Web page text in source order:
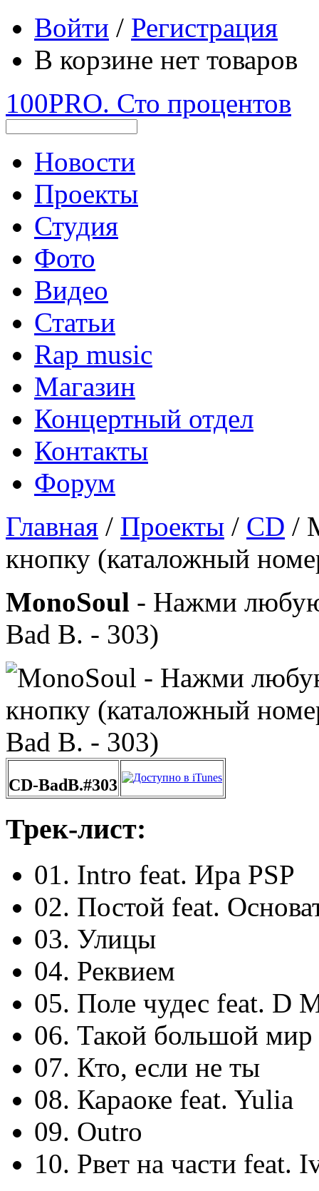
Войти / Регистрация
В корзине нет товаров
100PRO. Сто процентов
Новости
Проекты
Студия
Фото
Видео
Статьи
Rap music
Магазин
Концертный отдел
Контакты
Форум
Главная / Проекты / CD /
кнопку (каталожный
MonoSoul - Нажми
Bad B. - 303)
CD-BadB.#303
Трек-лист:
01. Intro feat. Ира PSP
02. Постой feat.
03. Улицы
04. Реквием
05. Поле чудес feat. D
06. Такой большой мир
07. Кто, если не ты
08. Караоке feat. Yulia
09. Outro
10. Рвет на части feat.